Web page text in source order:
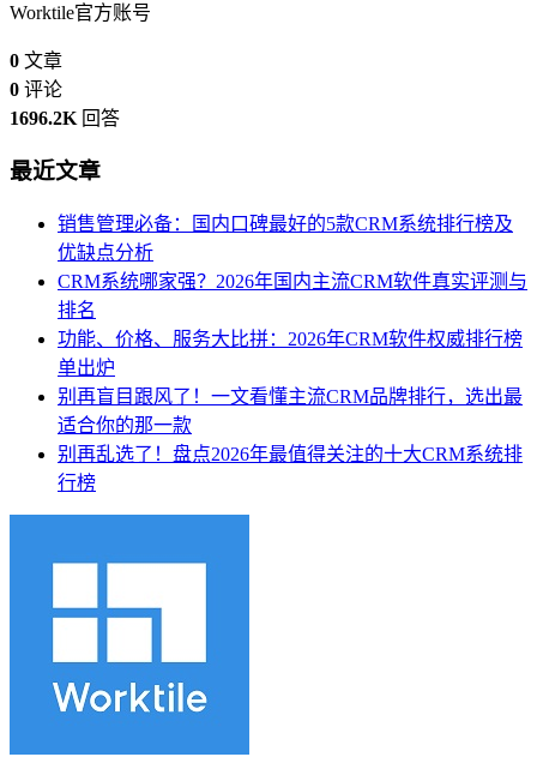
Worktile官方账号
0 文章
0 评论
1696.2K 回答
最近文章
销售管理必备：国内口碑最好的5款CRM系统排行榜及
优缺点分析
CRM系统哪家强？2026年国内主流CRM软件真实评测与
排名
功能、价格、服务大比拼：2026年CRM软件权威排行榜
单出炉
别再盲目跟风了！一文看懂主流CRM品牌排行，选出最
适合你的那一款
别再乱选了！盘点2026年最值得关注的十大CRM系统排
行榜